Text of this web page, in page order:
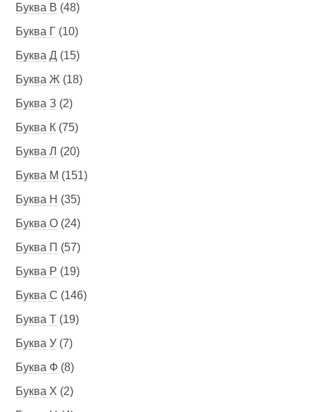
Буква В (48)
Буква Г(10)
Буква Д(15)
Буква Ж (18)
Буква З (2)
Буква К(75)
Буква Л (20)
Буква М (151)
Буква Н (35)
Буква О(24)
Буква П (57)
Буква Р (19)
Буква С (146)
Буква Т(19)
Буква У(7)
Буква Ф(8)
Буква Х (2)